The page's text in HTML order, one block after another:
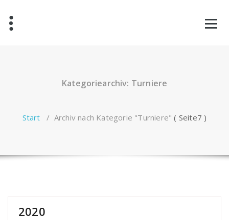
Inhalt
springen
Kategoriearchiv: Turniere
Start / Archiv nach Kategorie "Turniere" ( Seite7 )
2020